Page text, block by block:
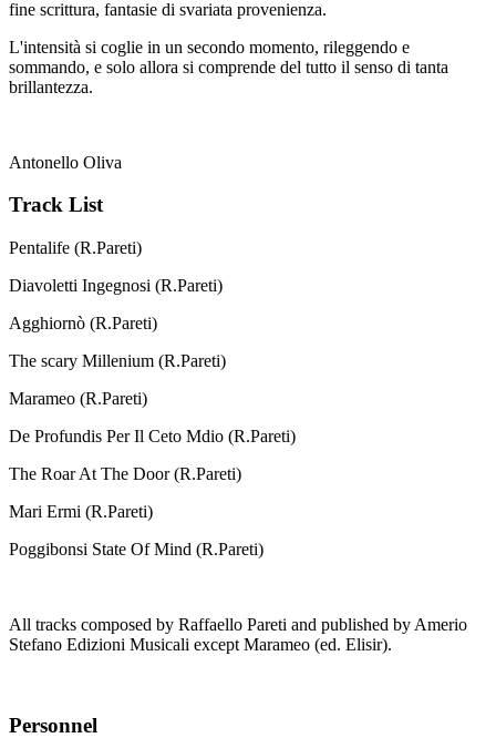
fine scrittura, fantasie di svariata provenienza.
L'intensità si coglie in un secondo momento, rileggendo e
sommando, e solo allora si comprende del tutto il senso di tanta
brillantezza.
Antonello Oliva
Track List
Pentalife (R.Pareti)
Diavoletti Ingegnosi (R.Pareti)
Agghiornò (R.Pareti)
The scary Millenium (R.Pareti)
Marameo (R.Pareti)
De Profundis Per Il Ceto Mdio (R.Pareti)
The Roar At The Door (R.Pareti)
Mari Ermi (R.Pareti)
Poggibonsi State Of Mind (R.Pareti)
All tracks composed by Raffaello Pareti and published by Amerio
Stefano Edizioni Musicali except Marameo (ed. Elisir).
Personnel